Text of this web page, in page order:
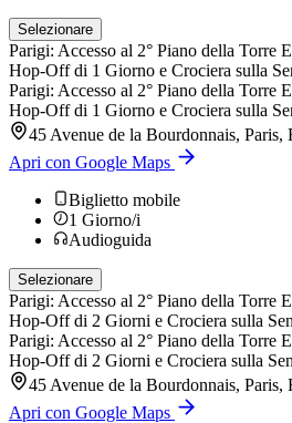
Selezionare
Parigi: Accesso al 2° Piano della Torre
Hop-Off di 1 Giorno e Crociera sulla
Parigi: Accesso al 2° Piano della Torre
Hop-Off di 1 Giorno e Crociera sulla
45 Avenue de la Bourdonnais, Paris,
Apri con Google Maps
Biglietto mobile
1 Giorno/i
Audioguida
Selezionare
Parigi: Accesso al 2° Piano della Torre
Hop-Off di 2 Giorni e Crociera sulla
Parigi: Accesso al 2° Piano della Torre
Hop-Off di 2 Giorni e Crociera sulla
45 Avenue de la Bourdonnais, Paris,
Apri con Google Maps